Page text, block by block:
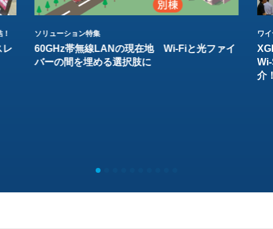
レ
ソリューション特集
60GHz帯無線LANの現在地 Wi-Fiと光ファイ
バーの間を埋める選択肢に
ワ
介